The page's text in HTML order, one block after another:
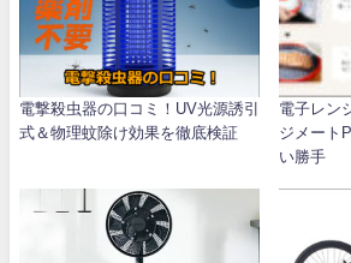
電撃殺虫器の口コミ！UV光源誘引
式＆物理蚊除け効果を徹底検証
電子レン
ジメート
い勝手